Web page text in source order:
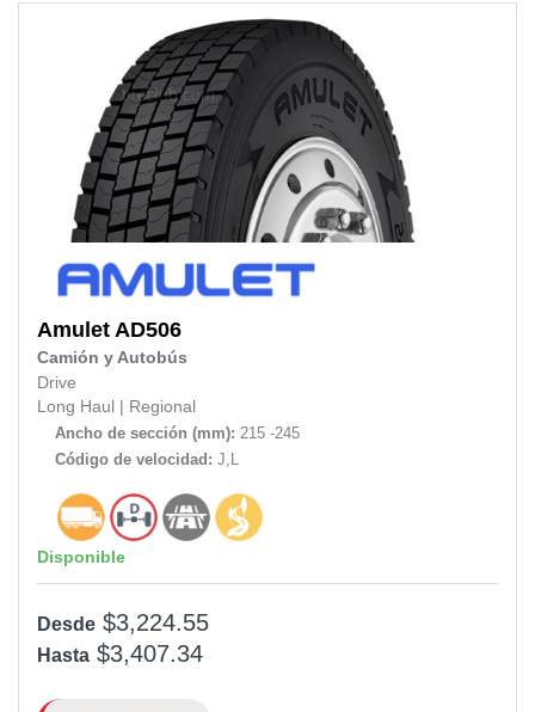
Amulet AD506
Camión y Autobús
Drive
Long Haul
Regional
Ancho de sección (mm): 215 -245
Código de velocidad: J,L
Disponible
Desde $3,224.55
Hasta $3,407.34